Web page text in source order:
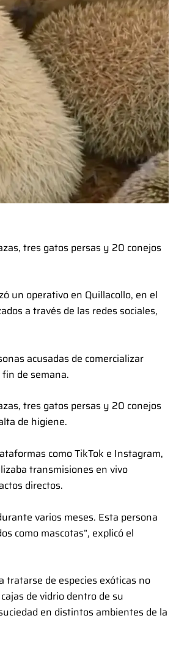
tres gatos persas y 20 conejos
un operativo en Quillacollo, en el
a través de las redes sociales,
acusadas de comercializar
de semana.
tres gatos persas y 20 conejos
de higiene.
como TikTok e Instagram,
transmisiones en vivo
directos.
varios meses. Esta persona
como mascotas”, explicó el
tratarse de especies exóticas no
de vidrio dentro de su
en distintos ambientes de la